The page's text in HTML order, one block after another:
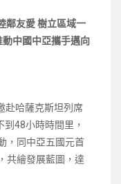
鄰友愛 樹立區域一
中國中亞攜手邁向
赴哈薩克斯坦列席
48小時時間里，
，同中亞五國元首
共繪發展藍圖，達